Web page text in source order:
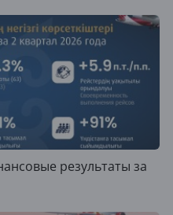
результаты за